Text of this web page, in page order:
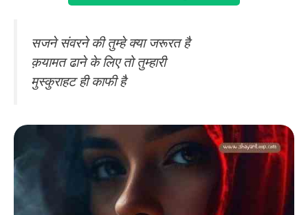
सजने संवरने की तुम्हे क्या जरूरत है
क़यामत ढाने के लिए तो तुम्हारी
मुस्कुराहट ही काफी है